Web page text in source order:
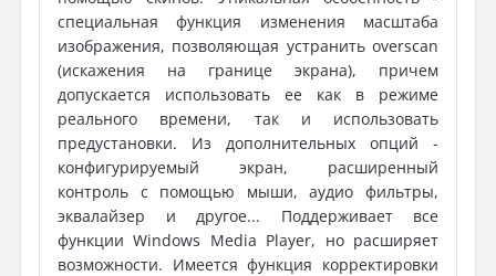
специальная функция изменения масштаба
изображения, позволяющая устранить overscan
(искажения на границе экрана), причем
допускается использовать ее как в режиме
реального времени, так и использовать
предустановки. Из дополнительных опций -
конфигурируемый экран, расширенный
контроль с помощью мыши, аудио фильтры,
эквалайзер и другое... Поддерживает все
функции Windows Media Player, но расширяет
возможности. Имеется функция корректировки